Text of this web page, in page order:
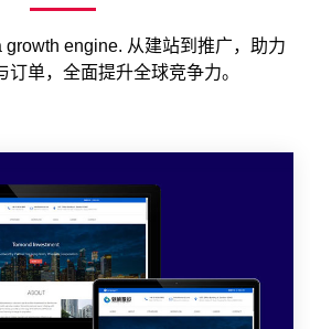
growth engine. 从建站到推广，助力
订单，全面提升全球竞争力。